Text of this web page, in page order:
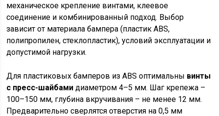
механическое крепление винтами, клеевое
соединение и комбинированный подход. Выбор
зависит от материала бампера (пластик ABS,
полипропилен, стеклопластик), условий эксплуатации и
допустимой нагрузки.
Для пластиковых бамперов из ABS оптимальны винты
с пресс-шайбами диаметром 4–5 мм. Шаг крепежа –
100–150 мм, глубина вкручивания – не менее 12 мм.
Предварительно сверлятся отверстия на 0,5 мм